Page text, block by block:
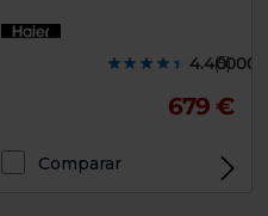
(5)
679 €
Comparar